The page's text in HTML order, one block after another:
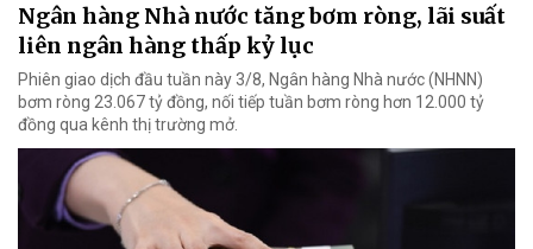
Ngân hàng Nhà nước tăng bơm ròng, lãi suất
liên ngân hàng thấp kỷ lục
Phiên giao dịch đầu tuần này 3/8, Ngân hàng Nhà nước (NHNN)
bơm ròng 23.067 tỷ đồng, nối tiếp tuần bơm ròng hơn 12.000 tỷ
đồng qua kênh thị trường mở.